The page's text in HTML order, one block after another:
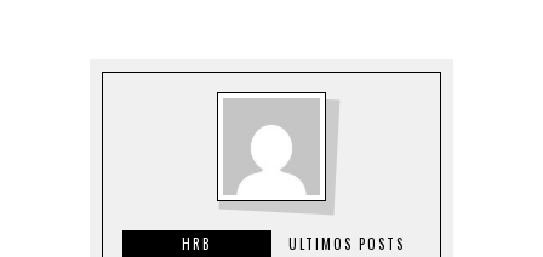
HRB ULTIMOS POSTS